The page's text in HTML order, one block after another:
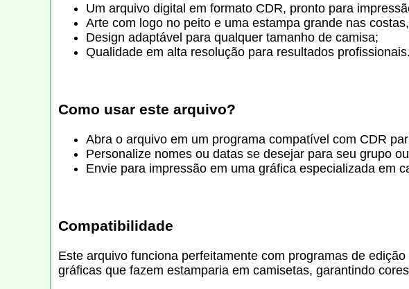
Um arquivo digital em formato CDR, pronto para
Arte com logo no peito e uma estampa grande nas
Design adaptável para qualquer tamanho de camisa;
Qualidade em alta resolução para resultados profissionais.
Como usar este arquivo?
Abra o arquivo em um programa compatível com CDR
Personalize nomes ou datas se desejar para seu grupo
Envie para impressão em uma gráfica especializada em
Compatibilidade
Este arquivo funciona perfeitamente com programas de
gráficas que fazem estamparia em camisetas, garantindo